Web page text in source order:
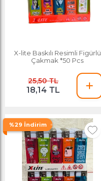
X-lite Baskılı Resimli Figürlü
Çakmak *50 Pcs
25,50 TL
18,14 TL
%29 İndirim